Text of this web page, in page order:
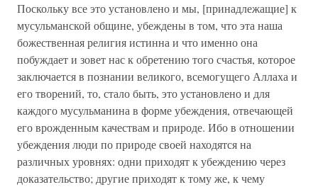
Поскольку все это установлено и мы, [принадлежащие] к
мусульманской общине, убеждены в том, что эта наша
божественная религия истинна и что именно она
побуждает и зовет нас к обретению того счастья, которое
заключается в познании великого, всемогущего Аллаха и
его творений, то, стало быть, это установлено и для
каждого мусульманина в форме убеждения, отвечающей
его врожденным качествам и природе. Ибо в отношении
убеждения люди по природе своей находятся на
различных уровнях: одни приходят к убеждению через
доказательство; другие приходят к тому же, к чему